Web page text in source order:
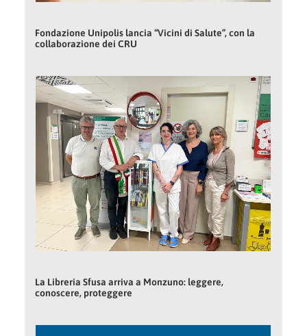
Fondazione Unipolis lancia “Vicini di Salute”, con la
collaborazione dei CRU
La Libreria Sfusa arriva a Monzuno: leggere,
conoscere, proteggere